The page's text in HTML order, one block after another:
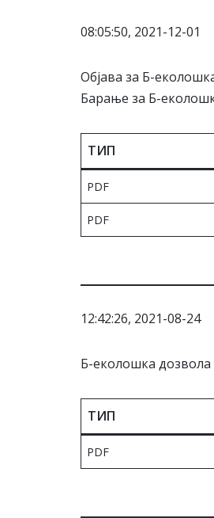
08:05:50, 2021-12-01
Објава за Б-
Барање за Б-
ТИП
PDF
PDF
12:42:26, 2021-08-24
Б-еколошка
ТИП
PDF